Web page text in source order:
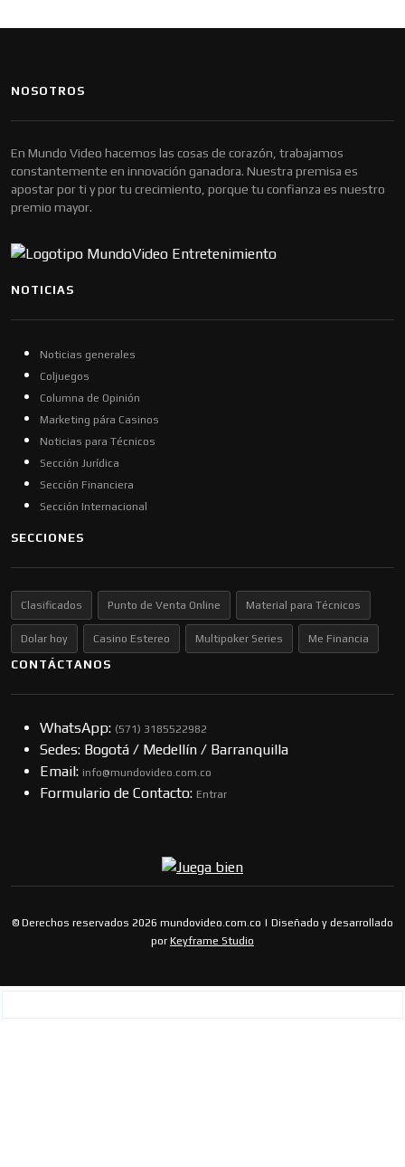
NOSOTROS
En Mundo Video hacemos las cosas de corazón, trabajamos
constantemente en innovación ganadora. Nuestra premisa es
apostar por ti y por tu crecimiento, porque tu confianza es nuestro
premio mayor.
NOTICIAS
Noticias generales
Coljuegos
Columna de Opinión
Marketing pára Casinos
Noticias para Técnicos
Sección Jurídica
Sección Financiera
Sección Internacional
SECCIONES
Clasificados Punto de Venta Online Material para Técnicos
Dolar hoy Casino Estereo Multipoker Series Me Financia
CONTÁCTANOS
WhatsApp: (57​​1) 3185522982
Sedes: Bogotá / Medellín / Barranquilla
Email: info@mundovideo.com.co
Formulario de Contacto: Entrar
© Derechos reservados 2026 mundovideo.com.co | Diseñado y desarrollado
por Keyframe Studio